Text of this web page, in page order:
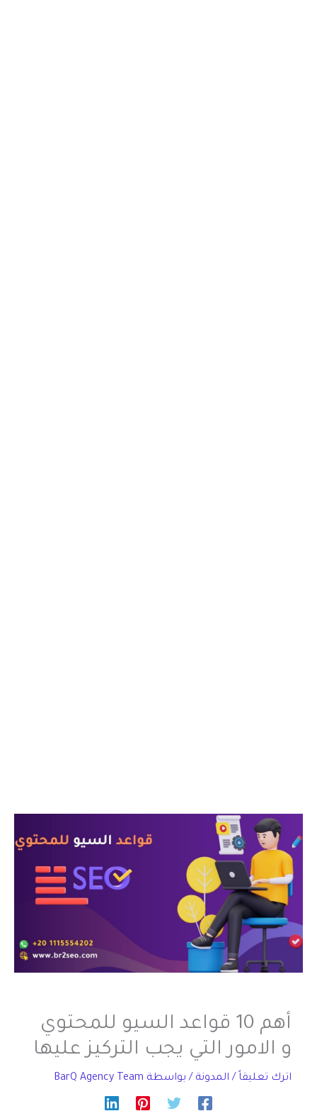
أهم 10 قواعد السيو للمحتوي
و الامور التي يجب التركيز عليها
اترك تعليقاً / المدونة / بواسطة BarQ Agency Team